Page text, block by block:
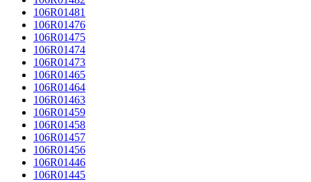
106R01481
106R01476
106R01475
106R01474
106R01473
106R01465
106R01464
106R01463
106R01459
106R01458
106R01457
106R01456
106R01446
106R01445